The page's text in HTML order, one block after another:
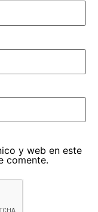
y web en este
comente.